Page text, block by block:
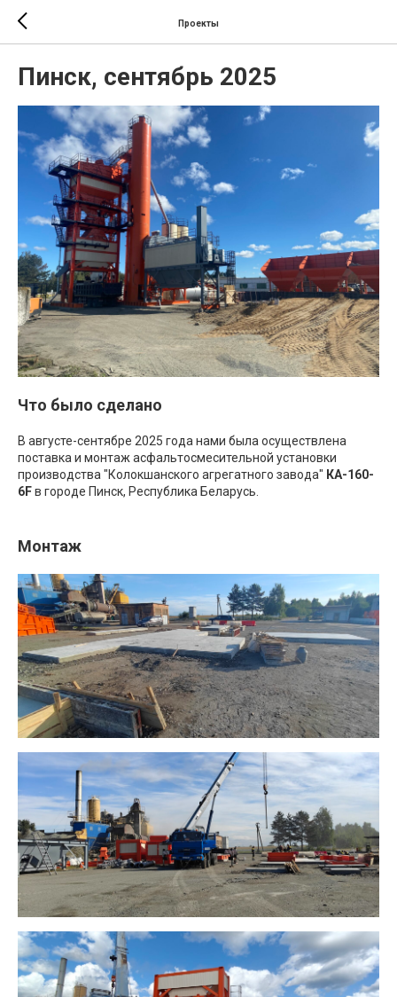
Проекты
Пинск, сентябрь 2025
Что было сделано
В августе-сентябре 2025 года нами была осуществлена
поставка и монтаж асфальтосмесительной установки
производства "Колокшанского агрегатного завода" КА-160-
6Fв городе Пинск, Республика Беларусь.
Монтаж